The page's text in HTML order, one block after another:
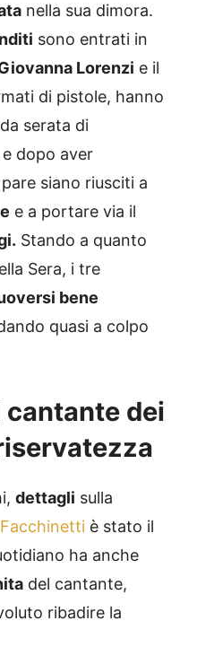
nella sua dimora.
sono entrati in
Lorenzi e il
di pistole, hanno
serata di
dopo aver
pare siano riusciti a
e a portare via il
Stando a quanto
Sera, i tre
bene
quasi a colpo
cantante dei
dettagli sulla
è stato il
ha anche
del cantante,
ribadire la